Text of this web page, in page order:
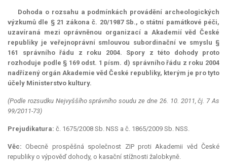
Dohoda o rozsahu a podmínkách provádění archeologických
výzkumů dle § 21 zákona č. 20/1987 Sb., o státní památkové péči,
uzavíraná mezi oprávněnou organizací a Akademií věd České
republiky je veřejnoprávní smlouvou subordinační ve smyslu §
161 správního řádu z roku 2004. Spory z této dohody proto
rozhoduje podle § 169 odst. 1 písm. d) správního řádu z roku 2004
nadřízený orgán Akademie věd České republiky, kterým je pro tyto
účely Ministerstvo kultury.
(Podle rozsudku Nejvyššího správního soudu ze dne 26. 10. 2011, čj. 7 As
99/2011-73)
Prejudikatura: č. 1675/2008 Sb. NSS a č. 1865/2009 Sb. NSS.
Věc: Obecně prospěšná společnost ZIP proti Akademii věd České
republiky o výpověď dohody, o kasační stížnosti žalobkyně.